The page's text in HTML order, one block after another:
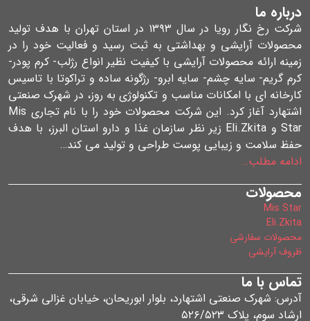
درباره ما
شرکت رخ نگار رویا در سال ۱۳۹۳ در استان تهران با هدف تولید
محصولات آرایشی و بهداشتی به ثبت رسید و فعالیت خود را در
زمینه ارائه محصولات آرایشی با کیفیت نظیر انواع رژلب- کرم پودر-
کرم گریم- سایه چشم- سایه ابرو- رژگونه ساده و تراکوتا با تاسیس
کارخانه ای با امکانات مناسب و تکنولوژی به روز، در شهرک صنعتی
اشتهارد آغاز کرد. این شرکت محصولات خود را با نام تجاری Mis
Star و Eli.Zkita زیر نظر سازمان غذا و دارو استان البرز، با هدف
حفظ سلامت و زیبایی پوست طراحی و تولید می کند…
ادامه مطلب…
محصولات
Mis Star
Eli.Zkita
محصولات سفارشی
ظروف آرایشی
تماس با ما
آدرس: شهرک صنعتی اشتهارد، بلوار ابوریحان، خیابان غزالی شرقی،
ارشاد سوم، پلاک ۵۲۶/۵۲۳